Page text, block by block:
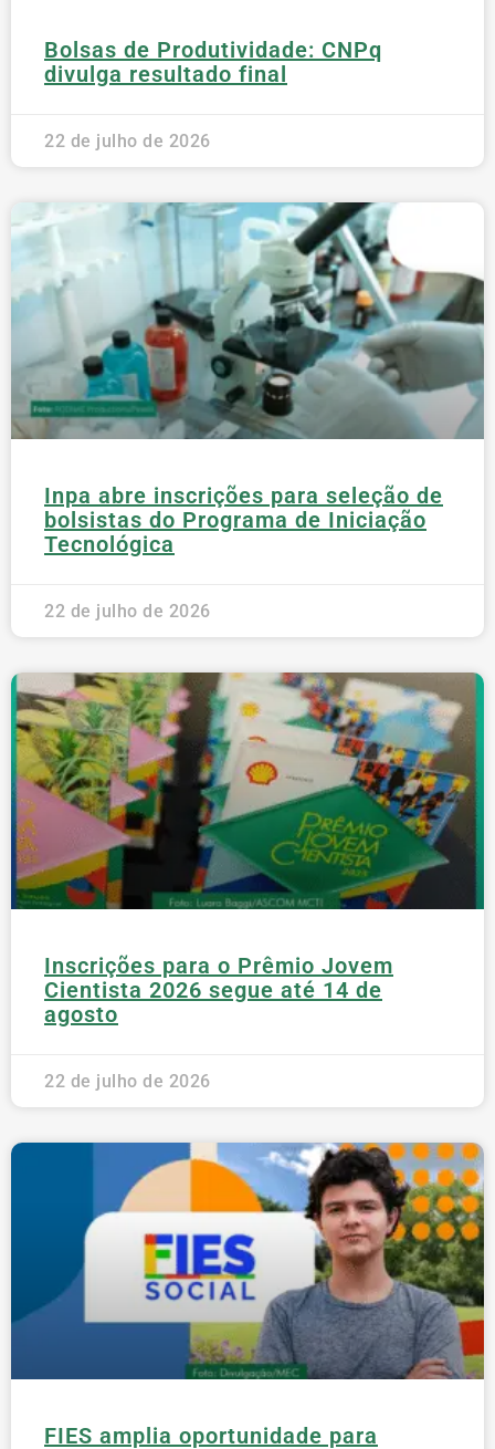
Bolsas de Produtividade: CNPq
divulga resultado final
22 de julho de 2026
Inpa abre inscrições para seleção de
bolsistas do Programa de Iniciação
Tecnológica
22 de julho de 2026
Inscrições para o Prêmio Jovem
Cientista 2026 segue até 14 de
agosto
22 de julho de 2026
FIES amplia oportunidade para